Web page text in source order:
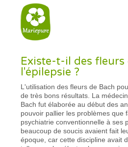
Existe-t-il des fleurs
l'épilepsie ?
L'utilisation des fleurs de Bach
de très bons résultats. La
Bach fut élaborée au début des
pouvoir pallier les problèmes que
psychiatrie conventionnelle à ses
beaucoup de soucis avaient fait
époque, car cette discipline avait